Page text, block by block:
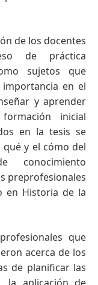
de los docentes
de práctica
sujetos que
en el
y aprender
inicial
en la tesis se
qué y el cómo del
conocimiento
preprofesionales
en Historia de la
que
acerca de los
de planificar las
la aplicación de